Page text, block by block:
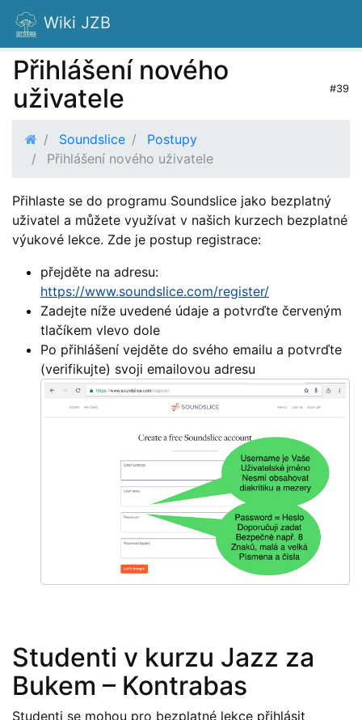
Wiki JZB
Přihlášení nového
uživatele
#39
Soundslice
Postupy
Přihlášení nového uživatele
Přihlaste se do programu Soundslice jako bezplatný
uživatel a můžete využívat v našich kurzech bezplatné
výukové lekce. Zde je postup registrace:
přejděte na adresu:
https://www.soundslice.com/register/
Zadejte níže uvedené údaje a potvrďte červeným
tlačíkem vlevo dole
Po přihlášení vejděte do svého emailu a potvrďte
(verifikujte) svoji emailovou adresu
Studenti v kurzu Jazz za
Bukem – Kontrabas
Studenti se mohou pro bezplatné lekce přihlásit